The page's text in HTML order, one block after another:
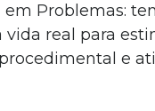
Problemas:
vida real para
e